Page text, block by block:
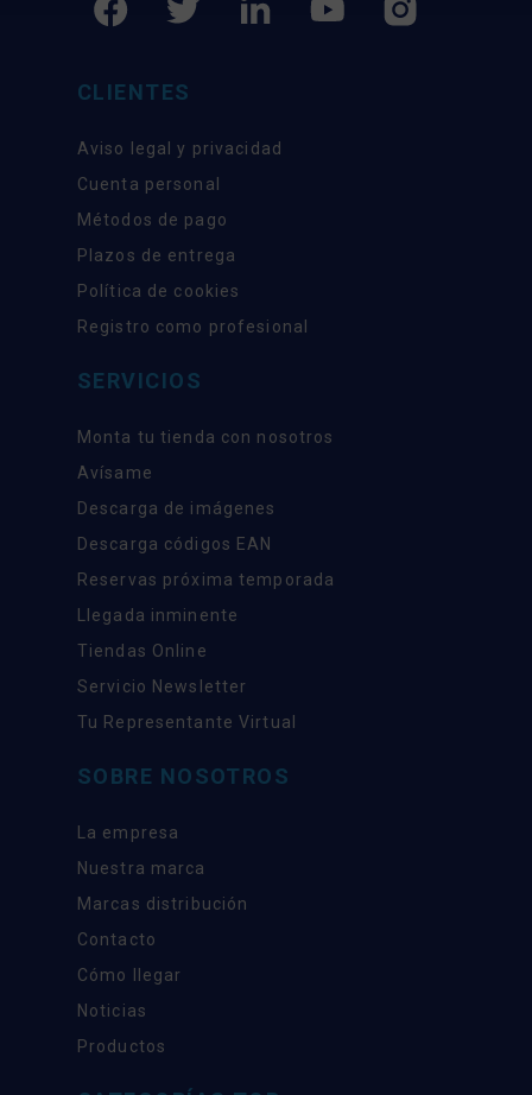
CLIENTES
Aviso legal y privacidad
Cuenta personal
Métodos de pago
Plazos de entrega
Política de cookies
Registro como profesional
SERVICIOS
Monta tu tienda con nosotros
Avísame
Descarga de imágenes
Descarga códigos EAN
Reservas próxima temporada
Llegada inminente
Tiendas Online
Servicio Newsletter
Tu Representante Virtual
SOBRE NOSOTROS
La empresa
Nuestra marca
Marcas distribución
Contacto
Cómo llegar
Noticias
Productos